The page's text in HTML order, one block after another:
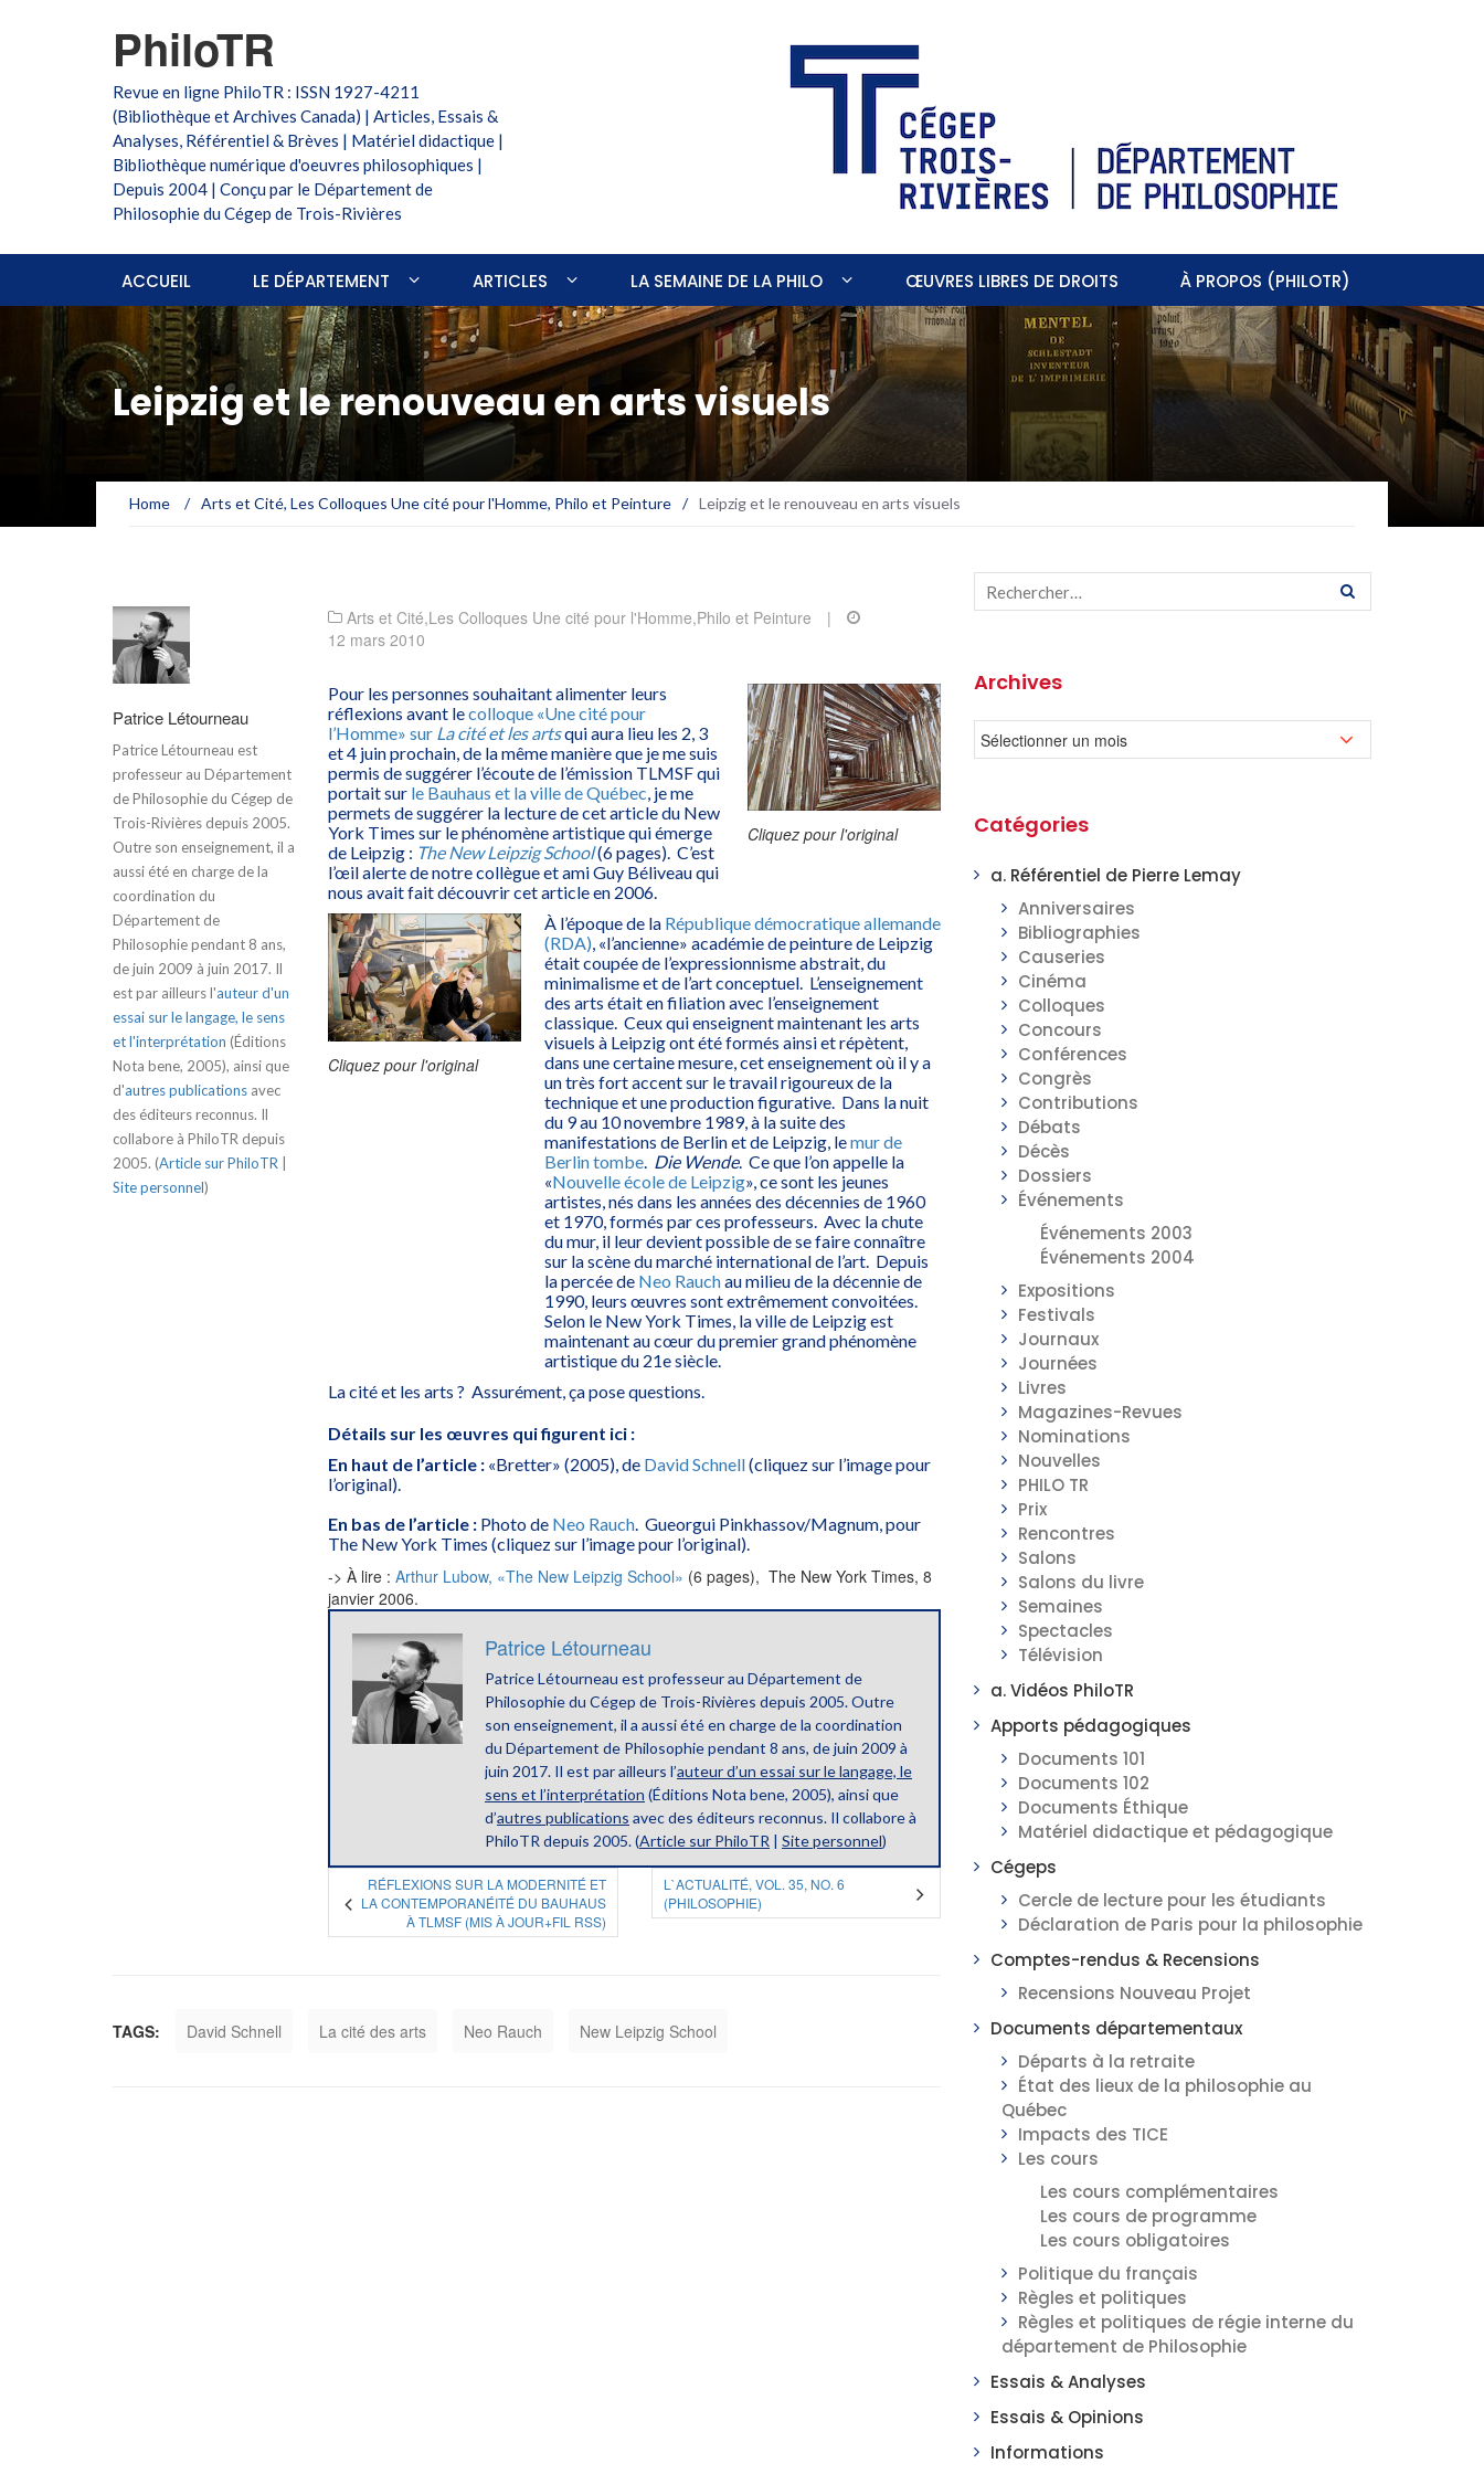
PhiloTR
Revue en ligne PhiloTR : ISSN 1927-4211
(Bibliothèque et Archives Canada) | Articles, Essais &
Analyses, Référentiel & Brèves | Matériel didactique |
Bibliothèque numérique d'oeuvres philosophiques |
Depuis 2004 | Conçu par le Département de
Philosophie du Cégep de Trois-Rivières
ACCUEIL LE DÉPARTEMENT ARTICLES LA SEMAINE DE LA PHILO ŒUVRES LIBRES DE DROITS À PROPOS (PHILOTR)
Leipzig et le renouveau en arts visuels
Home / Arts et Cité, Les Colloques Une cité pour l'Homme, Philo et Peinture / Leipzig et le renouveau en arts visuels
Patrice Létourneau
Patrice Létourneau est
professeur au Département
de Philosophie du Cégep de
Trois-Rivières depuis 2005.
Outre son enseignement, il a
aussi été en charge de la
coordination du
Département de
Philosophie pendant 8 ans,
de juin 2009 à juin 2017. Il
est par ailleurs l'auteur d'un
essai sur le langage, le sens
et l'interprétation (Éditions
Nota bene, 2005), ainsi que
d'autres publications avec
des éditeurs reconnus. Il
collabore à PhiloTR depuis
2005. (Article sur PhiloTR
Site personnel)
Arts et Cité,Les Colloques Une cité pour l'Homme,Philo et Peinture
|
12 mars 2010
Cliquez pour l'original
Pour les personnes souhaitant alimenter leurs
réflexions avant lecolloque «Une cité pour
l’Homme» sur La cité et les artsqui aura lieu les 2, 3
et 4 juin prochain, de la même manière que je me suis
permis de suggérer l’écoute de l’émission TLMSF qui
portait sur le Bauhaus et la ville de Québec, je me
permets de suggérer la lecture de cet article du New
York Times sur le phénomène artistique qui émerge
de Leipzig : The New Leipzig School(6 pages). C’est
l’œil alerte de notre collègue et ami Guy Béliveau qui
nous avait fait découvrir cet article en 2006.
Cliquez pour l'original
À l’époque de la République démocratique allemande
(RDA), «l’ancienne» académie de peinture de Leipzig
était coupée de l’expressionnisme abstrait, du
minimalisme et de l’art conceptuel. L’enseignement
des arts était en filiation avec l’enseignement
classique. Ceux qui enseignent maintenant les arts
visuels à Leipzig ont été formés ainsi et répètent,
dans une certaine mesure, cet enseignement où il y a
un très fort accent sur le travail rigoureux de la
technique et une production figurative. Dans la nuit
du 9 au 10 novembre 1989, à la suite des
manifestations de Berlin et de Leipzig, lemur de
Berlin tombe. Die Wende. Ce que l’on appelle la
«Nouvelle école de Leipzig», ce sont les jeunes
artistes, nés dans les années des décennies de 1960
et 1970, formés par ces professeurs. Avec la chute
du mur, il leur devient possible de se faire connaître
sur la scène du marché international de l’art. Depuis
la percée de Neo Rauchau milieu de la décennie de
1990, leurs œuvres sont extrêmement convoitées.
Selon le New York Times, la ville de Leipzig est
maintenant au cœur du premier grand phénomène
artistique du 21e siècle.
La cité et les arts ? Assurément, ça pose questions.
Détails sur les œuvres qui figurent ici :
En haut de l’article : «Bretter» (2005), de David Schnell(cliquez sur l’image pour
l’original).
En bas de l’article : Photo de Neo Rauch. Gueorgui Pinkhassov/Magnum, pour
The New York Times (cliquez sur l’image pour l’original).
-> À lire : Arthur Lubow, «The New Leipzig School» (6 pages), The New York Times, 8
janvier 2006.
Patrice Létourneau
Patrice Létourneau est professeur au Département de
Philosophie du Cégep de Trois-Rivières depuis 2005. Outre
son enseignement, il a aussi été en charge de la coordination
du Département de Philosophie pendant 8 ans, de juin 2009 à
juin 2017. Il est par ailleurs l’auteur d’un essai sur le langage, le
sens et l’interprétation (Éditions Nota bene, 2005), ainsi que
d’autres publications avec des éditeurs reconnus. Il collabore à
PhiloTR depuis 2005. (Article sur PhiloTR | Site personnel)
RÉFLEXIONS SUR LA MODERNITÉ ET
LA CONTEMPORANÉITÉ DU BAUHAUS
À TLMSF (MIS À JOUR+FIL RSS)
L`ACTUALITÉ, VOL. 35, NO. 6
(PHILOSOPHIE)
TAGS: David Schnell La cité des arts Neo Rauch New Leipzig School
Archives
Catégories
a. Référentiel de Pierre Lemay
Anniversaires
Bibliographies
Causeries
Cinéma
Colloques
Concours
Conférences
Congrès
Contributions
Débats
Décès
Dossiers
Événements
Événements 2003
Événements 2004
Expositions
Festivals
Journaux
Journées
Livres
Magazines-Revues
Nominations
Nouvelles
PHILO TR
Prix
Rencontres
Salons
Salons du livre
Semaines
Spectacles
Télévision
a. Vidéos PhiloTR
Apports pédagogiques
Documents 101
Documents 102
Documents Éthique
Matériel didactique et pédagogique
Cégeps
Cercle de lecture pour les étudiants
Déclaration de Paris pour la philosophie
Comptes-rendus & Recensions
Recensions Nouveau Projet
Documents départementaux
Départs à la retraite
État des lieux de la philosophie au
Québec
Impacts des TICE
Les cours
Les cours complémentaires
Les cours de programme
Les cours obligatoires
Politique du français
Règles et politiques
Règles et politiques de régie interne du
département de Philosophie
Essais & Analyses
Essais & Opinions
Informations